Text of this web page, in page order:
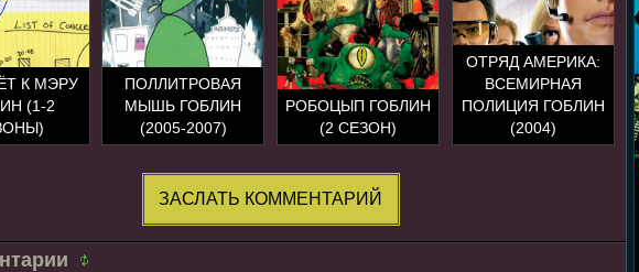
К МЭРУ
(1-2
ПОЛЛИТРОВАЯ
МЫШЬ ГОБЛИН
(2005-2007)
РОБОЦЫП ГОБЛИН
(2 СЕЗОН)
ОТРЯД АМЕРИКА:
ВСЕМИРНАЯ
ПОЛИЦИЯ ГОБЛИН
(2004)
ЗАСЛАТЬ КОММЕНТАРИЙ